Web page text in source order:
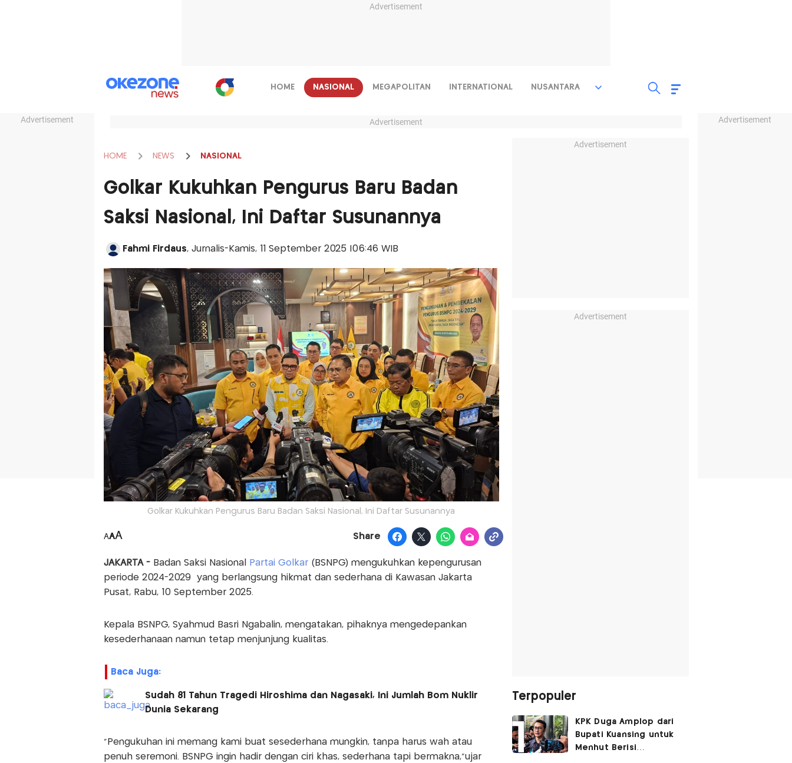
Advertisement
Advertisement Advertisement
HOME NASIONAL MEGAPOLITAN INTERNATIONAL NUSANTARA
Advertisement
HOME NEWS NASIONAL
Golkar Kukuhkan Pengurus Baru Badan
Saksi Nasional, Ini Daftar Susunannya
Fahmi Firdaus, Jurnalis-Kamis, 11 September 2025 |06:46 WIB
Golkar Kukuhkan Pengurus Baru Badan Saksi Nasional, Ini Daftar Susunannya
AAA Share
JAKARTA -Badan Saksi Nasional Partai Golkar(BSNPG) mengukuhkan kepengurusan
periode 2024-2029 yang berlangsung hikmat dan sederhana di Kawasan Jakarta
Pusat, Rabu, 10 September 2025.
Kepala BSNPG, Syahmud Basri Ngabalin, mengatakan, pihaknya mengedepankan
kesederhanaan namun tetap menjunjung kualitas.
Baca Juga:
Sudah 81 Tahun Tragedi Hiroshima dan Nagasaki, Ini Jumlah Bom Nuklir
Dunia Sekarang
“Pengukuhan ini memang kami buat sesederhana mungkin, tanpa harus wah atau
penuh seremoni. BSNPG ingin hadir dengan ciri khas, sederhana tapi bermakna,”ujar
Advertisement
Advertisement
Terpopuler
KPK Duga Amplop dari
Bupati Kuansing untuk
Menhut Berisi